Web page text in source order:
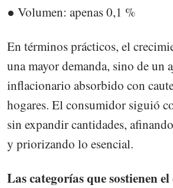
● Volumen: apenas 0,1 %
En términos prácticos, el
una mayor demanda, sino de un
inflacionario absorbido con
hogares. El consumidor siguió
sin expandir cantidades,
y priorizando lo esencial.
Las categorías que sostienen